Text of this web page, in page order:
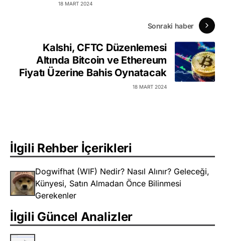
18 MART 2024
Sonraki haber
Kalshi, CFTC Düzenlemesi
Altında Bitcoin ve Ethereum
Fiyatı Üzerine Bahis Oynatacak
18 MART 2024
İlgili Rehber İçerikleri
Dogwifhat (WIF) Nedir? Nasıl Alınır? Geleceği,
Künyesi, Satın Almadan Önce Bilinmesi
Gerekenler
İlgili Güncel Analizler